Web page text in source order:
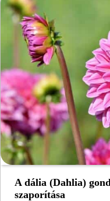
A dália (Dahlia)
szaporítása